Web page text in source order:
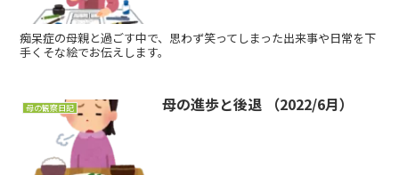
痴呆症の母親と過ごす中で、思わず笑ってしまった出来事や日常を下
手くそな絵でお伝えします。
母の観察日記 母の進歩と後退 （2022/6月）